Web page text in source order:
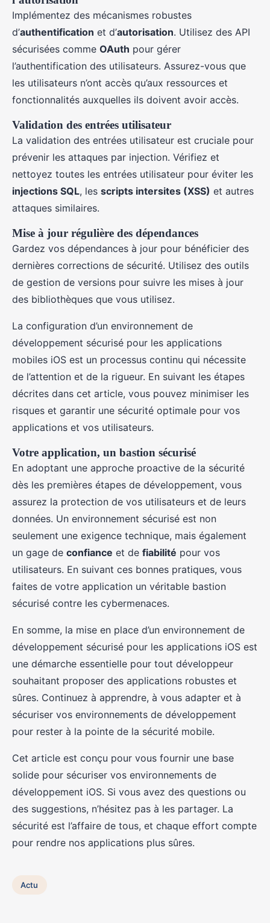
Implémentez des mécanismes robustes
d’authentification et d’autorisation. Utilisez des API
sécurisées comme OAuth pour gérer
l’authentification des utilisateurs. Assurez-vous que
les utilisateurs n’ont accès qu’aux ressources et
fonctionnalités auxquelles ils doivent avoir accès.
Validation des entrées utilisateur
La validation des entrées utilisateur est cruciale pour
prévenir les attaques par injection. Vérifiez et
nettoyez toutes les entrées utilisateur pour éviter les
injections SQL, les scripts intersites (XSS) et autres
attaques similaires.
Mise à jour régulière des dépendances
Gardez vos dépendances à jour pour bénéficier des
dernières corrections de sécurité. Utilisez des outils
de gestion de versions pour suivre les mises à jour
des bibliothèques que vous utilisez.
La configuration d’un environnement de
développement sécurisé pour les applications
mobiles iOS est un processus continu qui nécessite
de l’attention et de la rigueur. En suivant les étapes
décrites dans cet article, vous pouvez minimiser les
risques et garantir une sécurité optimale pour vos
applications et vos utilisateurs.
Votre application, un bastion sécurisé
En adoptant une approche proactive de la sécurité
dès les premières étapes de développement, vous
assurez la protection de vos utilisateurs et de leurs
données. Un environnement sécurisé est non
seulement une exigence technique, mais également
un gage de confiance et de fiabilité pour vos
utilisateurs. En suivant ces bonnes pratiques, vous
faites de votre application un véritable bastion
sécurisé contre les cybermenaces.
En somme, la mise en place d’un environnement de
développement sécurisé pour les applications iOS est
une démarche essentielle pour tout développeur
souhaitant proposer des applications robustes et
sûres. Continuez à apprendre, à vous adapter et à
sécuriser vos environnements de développement
pour rester à la pointe de la sécurité mobile.
Cet article est conçu pour vous fournir une base
solide pour sécuriser vos environnements de
développement iOS. Si vous avez des questions ou
des suggestions, n’hésitez pas à les partager. La
sécurité est l’affaire de tous, et chaque effort compte
pour rendre nos applications plus sûres.
Actu